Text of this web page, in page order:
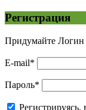
Регистрация
Придумайте Логин
E-mail*
Пароль*
Регистрируясь,